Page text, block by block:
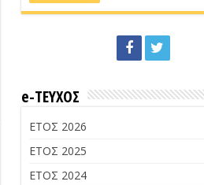
e-ΤΕΥΧΟΣ
ΕΤΟΣ 2026
ΕΤΟΣ 2025
ΕΤΟΣ 2024